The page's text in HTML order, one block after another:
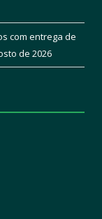
com entrega de
de 2026